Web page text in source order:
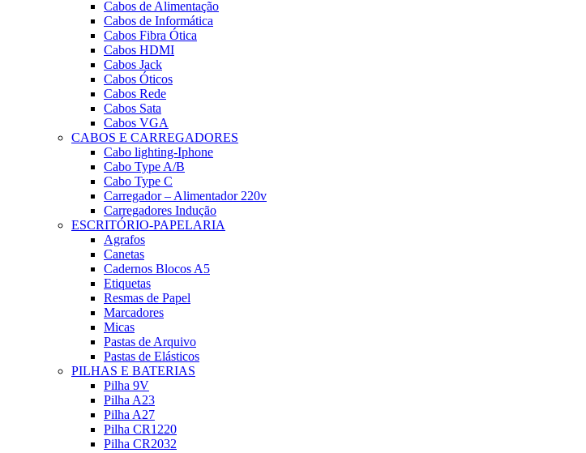
Cabos de Alimentação
Cabos de Informática
Cabos Fibra Ótica
Cabos HDMI
Cabos Jack
Cabos Óticos
Cabos Rede
Cabos Sata
Cabos VGA
CABOS E CARREGADORES
Cabo lighting-Iphone
Cabo Type A/B
Cabo Type C
Carregador – Alimentador 220v
Carregadores Indução
ESCRITÓRIO-PAPELARIA
Agrafos
Canetas
Cadernos Blocos A5
Etiquetas
Resmas de Papel
Marcadores
Micas
Pastas de Arquivo
Pastas de Elásticos
PILHAS E BATERIAS
Pilha 9V
Pilha A23
Pilha A27
Pilha CR1220
Pilha CR2032